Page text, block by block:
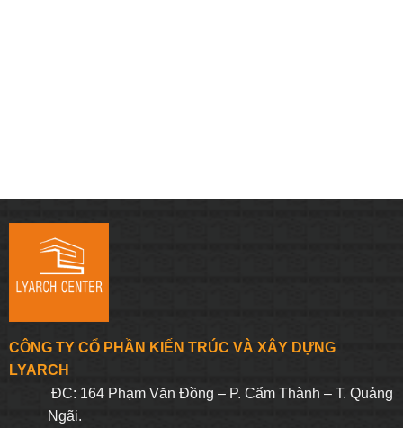
CÔNG TY CỔ PHẦN KIẾN TRÚC VÀ XÂY DỰNG
LYARCH
ĐC: 164 Phạm Văn Đồng – P. Cẩm Thành – T. Quảng
Ngãi.